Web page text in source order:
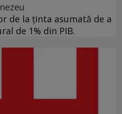
de la ținta asumată de a
de 1% din PIB.